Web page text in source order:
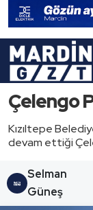
Çelengo
Kızıltepe
devam ettiği
Selman
Güneş